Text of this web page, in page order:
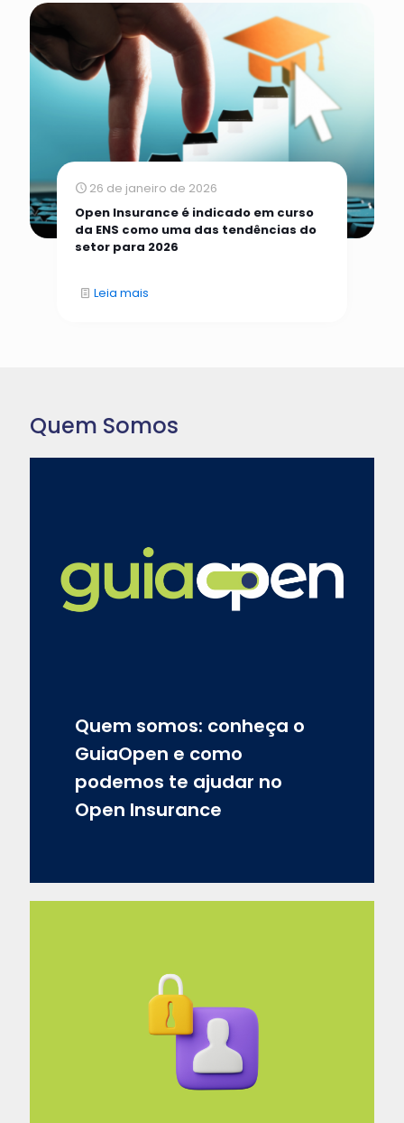
26 de janeiro de 2026
Open Insurance é indicado em curso
da ENS como uma das tendências do
setor para 2026
Leia mais
Quem Somos
Quem somos: conheça o
GuiaOpen e como
podemos te ajudar no
Open Insurance